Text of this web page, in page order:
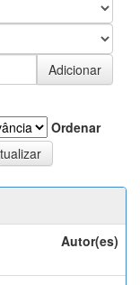
Ordenar
Autor(es)